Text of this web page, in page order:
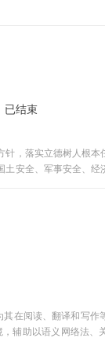
已结束
，落实立德树人根本
安全、军事安全、经
在阅读、翻译和写作
辅助以语义网络法、